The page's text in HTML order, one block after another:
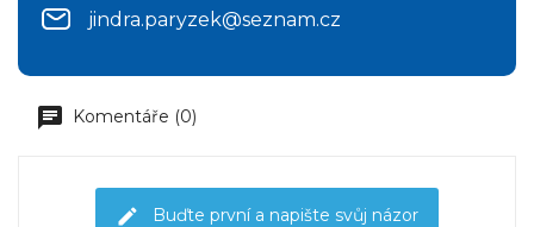
jindra.paryzek@seznam.cz
Komentáře (0)
Buďte první a napište svůj názor